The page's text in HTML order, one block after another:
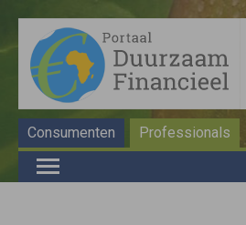
Consumenten Professionals